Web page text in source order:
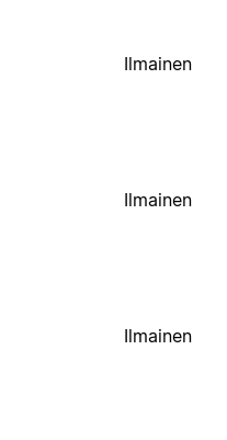
Ilmainen
Ilmainen
Ilmainen